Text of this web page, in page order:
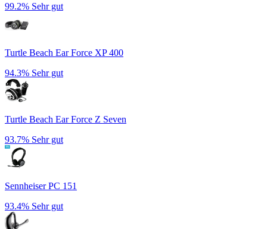
99.2% Sehr gut
Turtle Beach Ear Force XP 400
94.3% Sehr gut
Turtle Beach Ear Force Z Seven
93.7% Sehr gut
Sennheiser PC 151
93.4% Sehr gut